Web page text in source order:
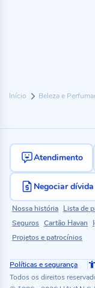
Início Beleza e
Atendimento
Negociar dívida
Nossa história Lista de
Seguros Cartão Havan
Projetos e patrocínios
Políticas e segurança
Todos os direitos